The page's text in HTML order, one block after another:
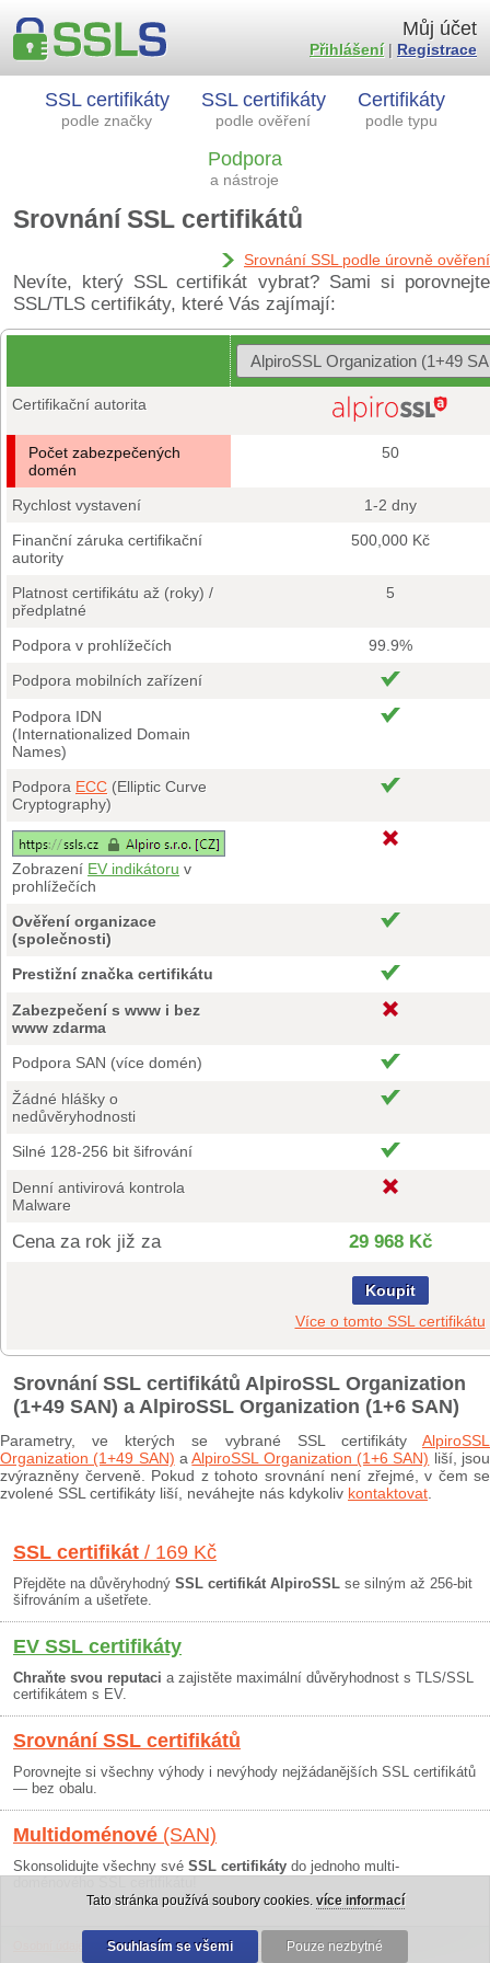
SSL certifikáty
podle značky
SSL certifikáty
podle ověření
Certifikáty
podle typu
Podpora
a nástroje
Můj účet
Přihlášení| Registrace
Srovnání SSL certifikátů
Srovnání SSL podle úrovně ověření
Nevíte, který SSL certifikát vybrat? Sami si porovnejte
SSL/TLS certifikáty, které Vás zajímají:
Certifikační autorita
Počet zabezpečených
domén
50
Rychlost vystavení
1-2 dny
Finanční záruka certifikační
autority
500,000 Kč
Platnost certifikátu až (roky) /
předplatné
5
Podpora v prohlížečích
99.9%
Podpora mobilních zařízení
Podpora IDN
(Internationalized Domain
Names)
Podpora ECC (Elliptic Curve
Cryptography)
Zobrazení EV indikátoru v
prohlížečích
Ověření organizace
(společnosti)
Prestižní značka certifikátu
Zabezpečení s www i bez
www zdarma
Podpora SAN (více domén)
Žádné hlášky o
nedůvěryhodnosti
Silné 128-256 bit šifrování
Denní antivirová kontrola
Malware
Cena za rok již za 29 968 Kč
Koupit
Více o tomto SSL certifikátu
Srovnání SSL certifikátů AlpiroSSL Organization
(1+49 SAN) a AlpiroSSL Organization (1+6 SAN)
Parametry, ve kterých se vybrané SSL certifikáty AlpiroSSL
Organization (1+49 SAN) aAlpiroSSL Organization (1+6 SAN) liší, jsou
zvýrazněny červeně. Pokud z tohoto srovnání není zřejmé, v čem se
zvolené SSL certifikáty liší, neváhejte nás kdykoliv kontaktovat
SSL certifikát / 169 Kč
Přejděte na důvěryhodný SSL certifikát AlpiroSSL se silným až 256-bit
šifrováním a ušetřete.
EV SSL certifikáty
Chraňte svou reputaci a zajistěte maximální důvěryhodnost s TLS/SSL
certifikátem s EV.
Srovnání SSL certifikátů
Porovnejte si všechny výhody i nevýhody nejžádanějších SSL certifikátů
— bez obalu.
Multidoménové (SAN)
Skonsolidujte všechny své SSL certifikáty do jednoho multi-
Obchodní podmínky|30 dní záruka
Tato stránka používá soubory cookies. více informací
Souhlasím se všemi Pouze nezbytné